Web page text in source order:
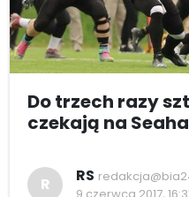
Do trzech razy
czekają na
R RS